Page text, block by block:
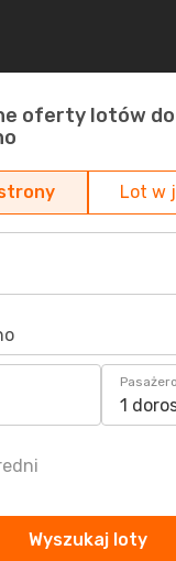
oferty lotów
Lot w
1
Wyszukaj loty